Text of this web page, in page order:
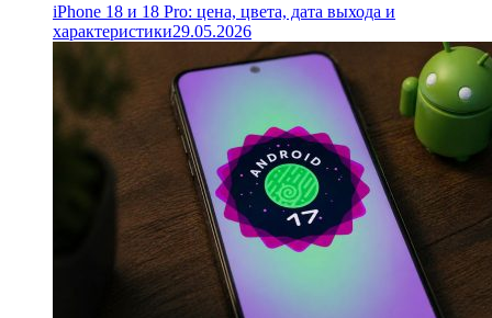
iPhone 18 и 18 Pro: цена, цвета, дата выхода и
характеристики29.05.2026